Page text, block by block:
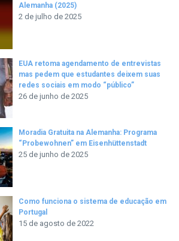
Alemanha (2025)
2 de julho de 2025
EUA retoma agendamento de entrevistas
mas pedem que estudantes deixem suas
redes sociais em modo “público”
26 de junho de 2025
Moradia Gratuita na Alemanha: Programa
“Probewohnen” em Eisenhüttenstadt
25 de junho de 2025
Como funciona o sistema de educação em
Portugal
15 de agosto de 2022